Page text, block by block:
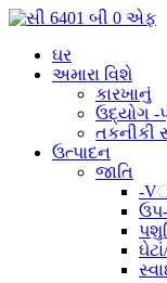
ઘર
અમારા વિશે
કારખાનું
ઉદ્યોગ -
તકનીકી
ઉત્પાદન
જાતિ
-